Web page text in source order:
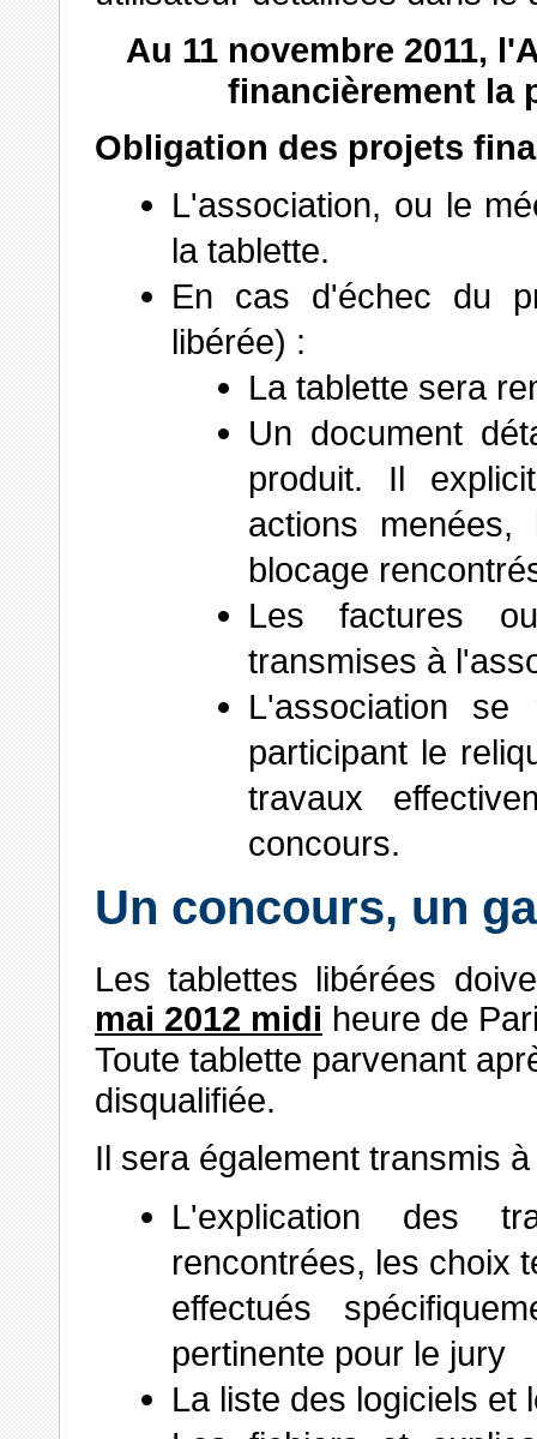
Au 11 novembre 2011,
financièrement la
Obligation des projets
L'association, ou le
la tablette.
En cas d'échec du
libérée) :
La tablette sera
Un document
produit. Il
actions
blocage
Les factures
transmises à
L'association
participant le
travaux
concours.
Un concours, un
Les tablettes libérées
mai 2012 midi heure de
Toute tablette parvenant
disqualifiée.
Il sera également transmis
L'explication des
rencontrées, les choix
effectués
pertinente pour le jury
La liste des logiciels et